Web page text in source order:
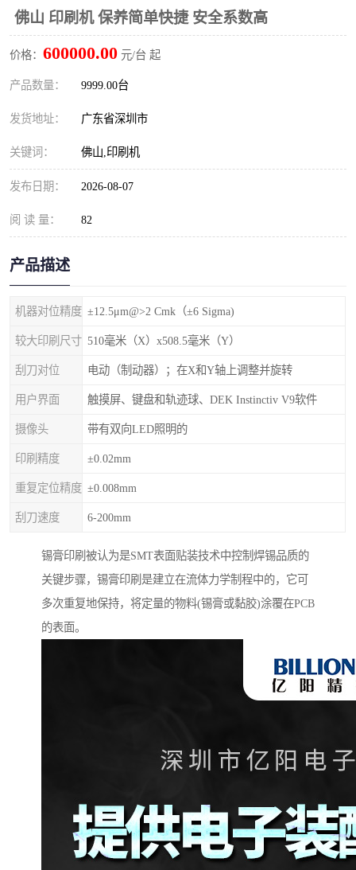
佛山 印刷机 保养简单快捷 安全系数高
价格： 600000.00 元/台 起
产品数量： 9999.00台
发货地址： 广东省深圳市
关键词： 佛山,印刷机
发布日期： 2026-08-07
阅 读 量： 82
产品描述
机器对位精度 ±12.5μm@>2 Cmk（±6 Sigma)
较大印刷尺寸 510毫米（X）x508.5毫米（Y）
刮刀对位 电动（制动器）；在X和Y轴上调整并旋转
用户界面 触摸屏、键盘和轨迹球、DEK Instinctiv V9软件
摄像头 带有双向LED照明的
印刷精度 ±0.02mm
重复定位精度 ±0.008mm
刮刀速度 6-200mm
锡膏印刷被认为是SMT表面贴装技术中控制焊锡品质的
关键步骤，锡膏印刷是建立在流体力学制程中的，它可
多次重复地保持，将定量的物料(锡膏或黏胶)涂覆在PCB
的表面。